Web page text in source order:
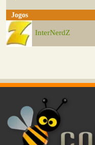
Jogos
InterNerdZ